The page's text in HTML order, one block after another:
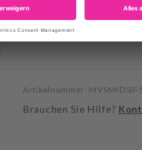
Artikelnummer: MVSMIDS0-
Brauchen Sie Hilfe?